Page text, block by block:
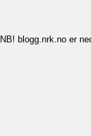
NB! blogg.nrk.no er